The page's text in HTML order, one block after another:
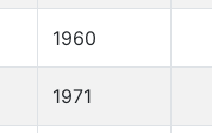
1960
1971